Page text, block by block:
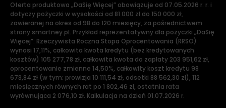
Oferta produktowa „DaSię Więcej” obowiązuje od 07.05.2026 r. r. i
dotyczy pożyczki w wysokości od 81 000 zł do 150 000 zł,
zawieranej na okres od 98 do 120 miesięcy, za pośrednictwem
strony smartney.pl. Przykład reprezentatywny dla pożyczki „DaSię
Więcej”: Rzeczywista Roczna Stopa Oprocentowania (RRSO)
wynosi 17,11%, całkowita kwota kredytu (bez kredytowanych
kosztów) 105 277,78 zł, całkowita kwota do zapłaty 203 951,62 zł,
oprocentowanie zmienne 14,50%, całkowity koszt kredytu 98
673,84 zł (w tym: prowizja 10 111,54 zł, odsetki 88 562,30 zł), 112
miesięcznych równych rat po 1 802,46 zł, ostatnia rata
wyrównująca 2 076,10 zł. Kalkulacja na dzień 01.07.2026 r.